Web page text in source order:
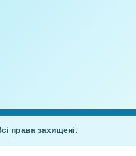
права захищені.